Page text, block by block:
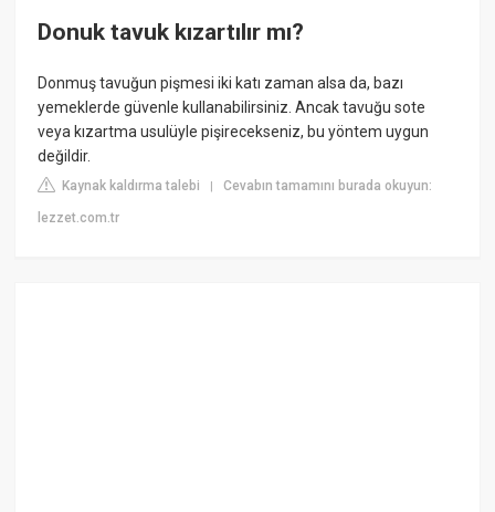
Donuk tavuk kızartılır mı?
Donmuş tavuğun pişmesi iki katı zaman alsa da, bazı
yemeklerde güvenle kullanabilirsiniz. Ancak tavuğu sote
veya kızartma usulüyle pişirecekseniz, bu yöntem uygun
değildir.
Kaynak kaldırma talebi |Cevabın tamamını burada okuyun:
lezzet.com.tr